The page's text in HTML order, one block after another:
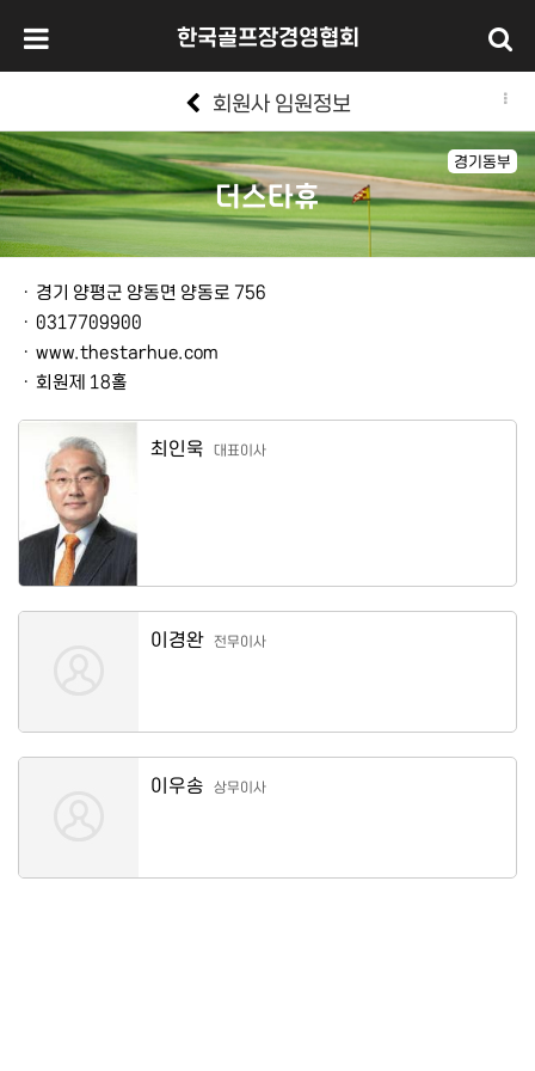
한국골프장경영협회
회원사 임원정보
경기동부
더스타휴
본문
ㆍ 경기 양평군 양동면 양동로 756
ㆍ 0317709900
ㆍ www.thestarhue.com
ㆍ 회원제 18홀
최인욱 대표이사
이경완 전무이사
이우송 상무이사